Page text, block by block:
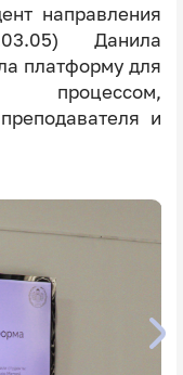
направления
Данила
платформу для
процессом,
и